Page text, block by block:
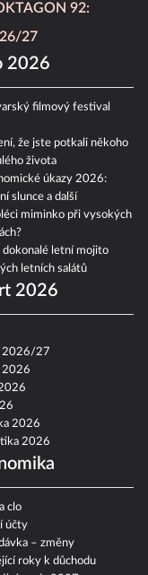
92:
27
2026
filmový festival
že jste potkali někoho
života
úkazy 2026:
slunce a další
miminko při vysokých
dokonalé letní mojito
letních salátů
2026
2026/27
2026
2026
2026
2026
clo
účty
– změny
roky k důchodu